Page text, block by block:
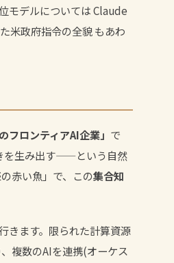
モデルについてはClaude
米政府指令の全貌もあわ
フロンティアAI企業」 で
を生み出す——という自然
赤い魚」で、この集合知
きます。限られた計算資源
複数のAIを連携(オーケス